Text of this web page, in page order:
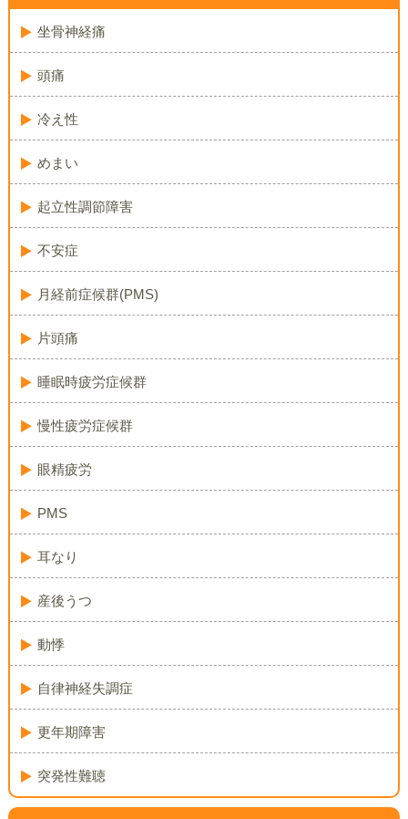
坐骨神経痛
頭痛
冷え性
めまい
起立性調節障害
不安症
月経前症候群(PMS)
片頭痛
睡眠時疲労症候群
慢性疲労症候群
眼精疲労
PMS
耳なり
産後うつ
動悸
自律神経失調症
更年期障害
突発性難聴